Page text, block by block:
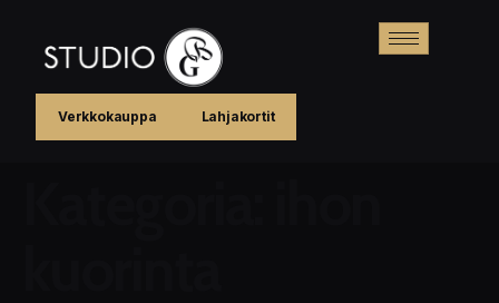
Verkkokauppa Lahjakortit